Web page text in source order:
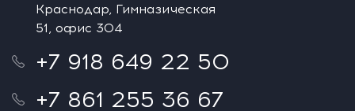
Краснодар, Гимназическая
51, офис 304
+7 918 649 22 50
+7 861 255 36 67